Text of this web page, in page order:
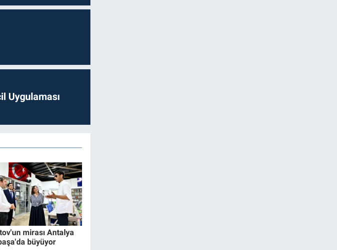
Uygulaması
mirası Antalya
büyüyor